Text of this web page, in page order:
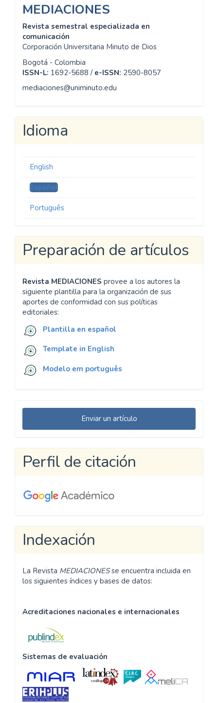
MEDIACIONES
Revista semestral especializada en
comunicación
Corporación Universitaria Minuto de Dios
Bogotá - Colombia
ISSN-L: 1692-5688 / e-ISSN: 2590-8057
mediaciones@uniminuto.edu
Idioma
English
Español
Português
Preparación de artículos
Revista MEDIACIONES provee a los autores la
siguiente plantilla para la organización de sus
aportes de conformidad con sus políticas
editoriales:
Plantilla en español
Template in English
Modelo em português
Enviar
un
Enviar un artículo
Perfil de citación
Indexación
La Revista MEDIACIONESse encuentra incluida en
los siguientes índices y bases de datos:
Acreditaciones nacionales e internacionales
Sistemas de evaluación